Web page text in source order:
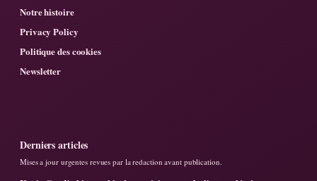
Notre histoire
Privacy Policy
Politique des cookies
Newsletter
Derniers articles
Mises a jour urgentes revues par la redaction avant publication.